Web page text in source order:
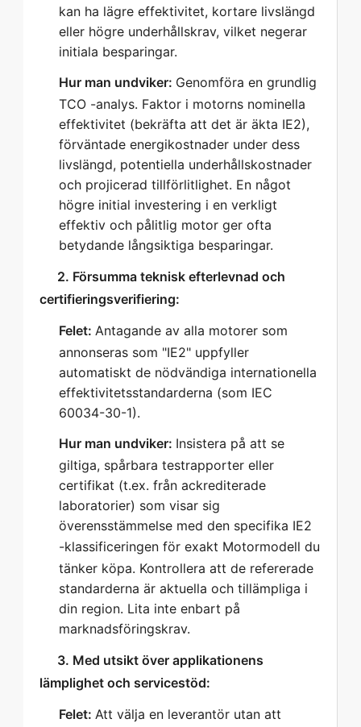
kan ha lägre effektivitet, kortare livslängd
eller högre underhållskrav, vilket negerar
initiala besparingar.
Hur man undviker: Genomföra en grundlig
TCO -analys. Faktor i motorns nominella
effektivitet (bekräfta att det är äkta IE2),
förväntade energikostnader under dess
livslängd, potentiella underhållskostnader
och projicerad tillförlitlighet. En något
högre initial investering i en verkligt
effektiv och pålitlig motor ger ofta
betydande långsiktiga besparingar.
   2. Försumma teknisk efterlevnad och
certifieringsverifiering:
Felet: Antagande av alla motorer som
annonseras som "IE2" uppfyller
automatiskt de nödvändiga internationella
effektivitetsstandarderna (som IEC
60034-30-1).
Hur man undviker: Insistera på att se
giltiga, spårbara testrapporter eller
certifikat (t.ex. från ackrediterade
laboratorier) som visar sig
överensstämmelse med den specifika IE2
-klassificeringen för exakt Motormodell du
tänker köpa. Kontrollera att de refererade
standarderna är aktuella och tillämpliga i
din region. Lita inte enbart på
marknadsföringskrav.
   3. Med utsikt över applikationens
lämplighet och servicestöd:
Felet: Att välja en leverantör utan att